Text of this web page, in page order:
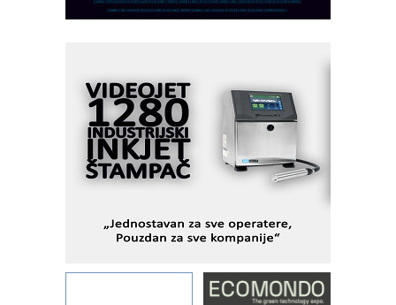
I.SAFE MOBILE revolucioniše
Fleksibilno stezanje i brzo
podešavanje u proizvodnji prototipova
KIP KOP – napredna rešenja za
savremene industrijske i logističke
objekte
Alba d.o.o. – 35 godina preciznosti u
IBeRTIM - oprema za ispitivanje
STAUFF – Komponente koje
povećavaju pouzdanost hidrauličkih